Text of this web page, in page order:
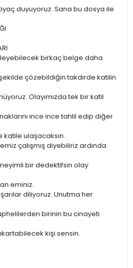
duyuyoruz. Sana bu dosya ile
birkaç belge daha
çözebildiğin takdirde katilin
Olayımızda tek bir katil
ince ince tahlil edip diğer
katile ulaşacaksın.
çalışmış diyebiliriz ardında
bir dedektifsin olay
eminiz.
diliyoruz. Unutma her
birinin bu cinayeti
kişi sensin.